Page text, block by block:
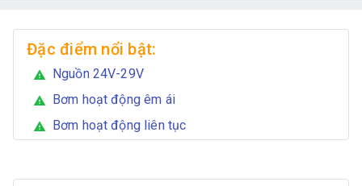
Đặc điểm nổi bật:
warning Nguồn 24V-29V
warning Bơm hoạt động êm ái
warning Bơm hoạt động liên tục